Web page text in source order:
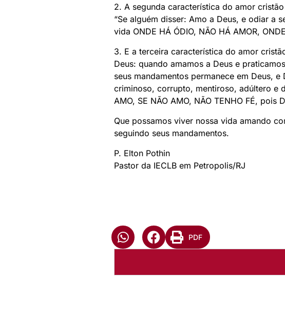
2. A segunda característica do amor
“Se alguém disser: Amo a Deus, e odiar a
vida ONDE HÁ ÓDIO, NÃO HÁ AMOR,
3. E a terceira característica do amor
Deus: quando amamos a Deus e
seus mandamentos permanece em Deus,
criminoso, corrupto, mentiroso, adúltero e
AMO, SE NÃO AMO, NÃO TENHO FÉ, pois
Que possamos viver nossa vida amando
seguindo seus mandamentos.
P. Elton Pothin
Pastor da IECLB em Petropolis/RJ
PDF